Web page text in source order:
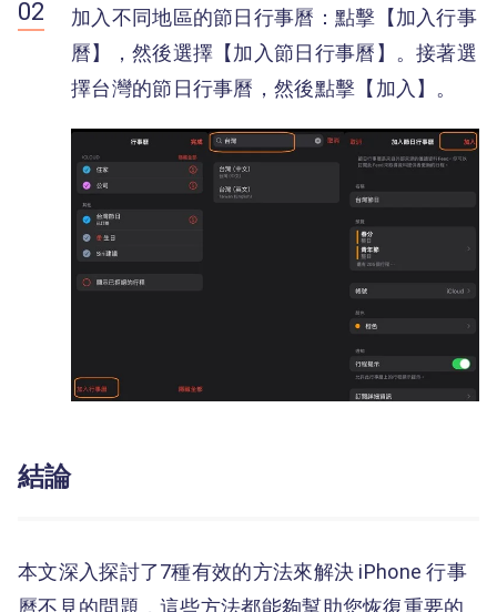
加入不同地區的節日行事曆：點擊【加入行事
曆】，然後選擇【加入節日行事曆】。接著選
擇台灣的節日行事曆，然後點擊【加入】。
結論
本文深入探討了7種有效的方法來解決 iPhone 行事
曆不見的問題，這些方法都能夠幫助您恢復重要的